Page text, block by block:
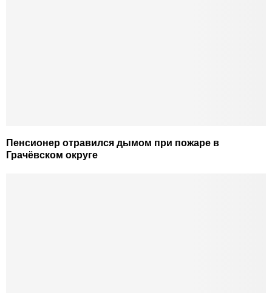
Пенсионер отравился дымом при пожаре в
Грачёвском округе